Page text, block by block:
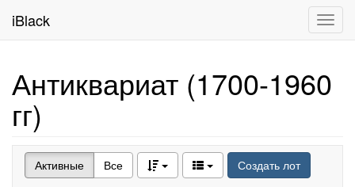
iBlack
Антиквариат (1700-1960
гг)
Активные Все Создать лот